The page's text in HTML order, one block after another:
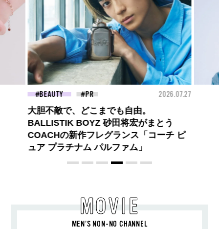
BEAUTY 2026.07.09
夏のパーマ、さらにあか抜け。N.（エヌ
ドット）のスタイリングアイテムで作る
旬ヘアのテクニックを、人気３サロンに
教わった！
MOVIE
MEN’S NON-NO CHANNEL